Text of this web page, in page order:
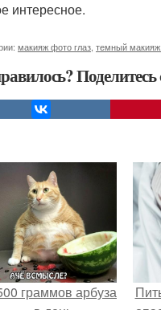
интересное.
макияж фото глаз темный макияж
Поделитесь
граммов арбуза